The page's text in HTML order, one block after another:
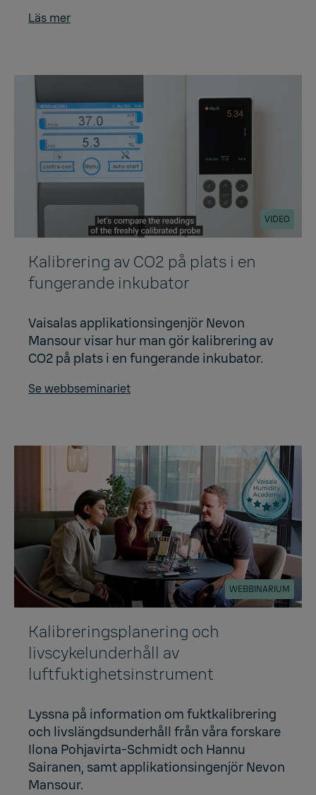
Läs mer
VIDEO
Kalibrering av CO2 på plats i en
fungerande inkubator
Vaisalas applikationsingenjör Nevon
Mansour visar hur man gör kalibrering av
CO2 på plats i en fungerande inkubator.
Se webbseminariet
WEBBINARIUM
Kalibreringsplanering och
livscykelunderhåll av
luftfuktighetsinstrument
Lyssna på information om fuktkalibrering
och livslängdsunderhåll från våra forskare
Ilona Pohjavirta-Schmidt och Hannu
Sairanen, samt applikationsingenjör Nevon
Mansour.